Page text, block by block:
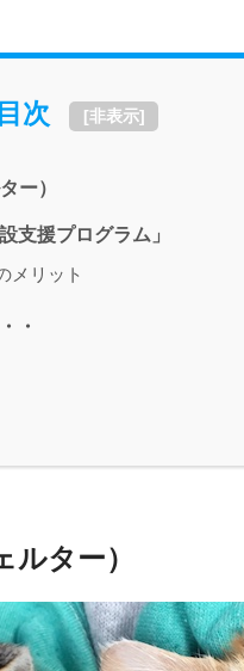
次 [非表示]
ー）
支援プログラム」
メリット
・
ター）